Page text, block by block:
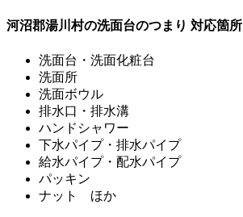
河沼郡湯川村の洗面台のつまり 対応箇所
洗面台・洗面化粧台
洗面所
洗面ボウル
排水口・排水溝
ハンドシャワー
下水パイプ・排水パイプ
給水パイプ・配水パイプ
パッキン
ナット ほか